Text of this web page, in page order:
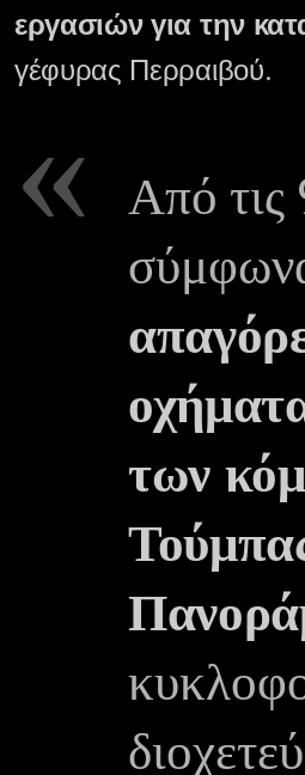
εργασιών για την
γέφυρας Περραιβού.
Από
των